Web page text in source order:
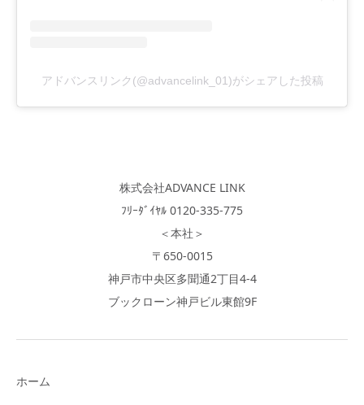
アドバンスリンク(@advancelink_01)がシェアした投稿
株式会社ADVANCE LINK
ﾌﾘｰﾀﾞｲﾔﾙ 0120-335-775
＜本社＞
〒650-0015
神戸市中央区多聞通2丁目4-4
ブックローン神戸ビル東館9F
ホーム